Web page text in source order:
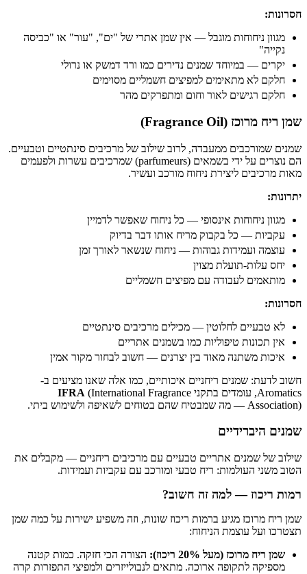
חסרונות:
מגוון ניחוחות מוגבל — אין שמן אתרי של "ים", "עור" או "כביסה
נקייה"
יקרים — במיוחד שמנים נדירים כמו ורד דמשק או נרולי
חלקם לא מתאימים למפיצים חשמליים מסוימים
חלקם רגישים לאור וחום ומתפרקים מהר
שמן ריח מרוכז (Fragrance Oil)
שמנים שמורכבים ממעבדה, לרוב שילוב של מרכיבים סינתטיים וטבעיים.
הם נוצרים על ידי בשמאים (parfumeurs) שמרכיבים עשרות ולפעמים
מאות מרכיבים ליצירת ניחוח מורכב ועשיר.
יתרונות:
מגוון ניחוחות אינסופי — כל ניחוח שאפשר לדמיין
עקביות — כל בקבוק מריח אותו דבר בדיוק
עוצמה ועמידות גבוהות — ניחוח שנשאר לאורך זמן
יחס עלות-תועלת מצוין
מותאמים לעבודה עם מפיצים חשמליים
חסרונות:
לא טבעיים לחלוטין — מכילים מרכיבים סינתטיים
אין תכונות טיפוליות כמו בשמנים אתריים
איכות משתנה מאוד בין יצרנים — חשוב לבחור מקור אמין
חשוב לדעת: שמנים ריחניים איכותיים, כמו אלה שאנו מציעים ב-
Aromatics, עומדים בתקני
IFRA (International Fragrance
Association) — מה שמבטיח שהם בטוחים לשאיפה ולשימוש ביתי.
שמנים היברידיים
שילוב של שמנים אתריים טבעיים עם מרכיבים ריחניים — מקבלים את
הטוב משני העולמות: ריח טבעי ומורכב עם עקביות ועמידות.
רמות ריכוז — למה זה חשוב?
שמן ריח מרוכז מגיע ברמות ריכוז שונות, וזה משפיע ישירות על כמה שמן
תצטרכו ועל עוצמת הניחוח:
שמן ריח מרוכז (מעל 20% ריכוז):
הצורה הכי חזקה. כמות קטנה
מספיקה לתקופה ארוכה. מתאים לנבולייזרים ולמפיצי התפזרות קרה